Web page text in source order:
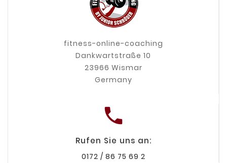
fitness-online-coaching
Dankwartstraße 10
23966 Wismar
Germany

Rufen Sie uns an:
0172 / 86 75 69 2